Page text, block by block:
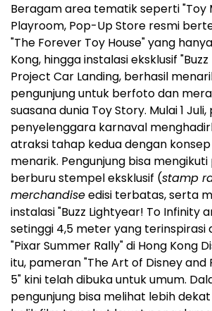
Beragam area tematik seperti "Toy
Playroom, Pop-Up Store resmi
"The Forever Toy House" yang
Kong, hingga instalasi eksklusif
Project Car Landing, berhasil
pengunjung untuk berfoto dan
suasana dunia Toy Story. Mulai 1 Juli,
penyelenggara karnaval
atraksi tahap kedua dengan
menarik. Pengunjung bisa
berburu stempel eksklusif (stamp
merchandiseedisi terbatas, serta
instalasi "Buzz Lightyear! To Infinity
setinggi 4,5 meter yang terinspirasi
"Pixar Summer Rally" di Hong Kong
itu, pameran "The Art of Disney and
5" kini telah dibuka untuk umum.
pengunjung bisa melihat lebih